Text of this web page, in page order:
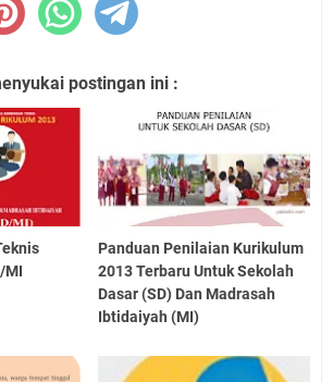
postingan ini :
MI
Panduan Penilaian Kurikulum
2013 Terbaru Untuk Sekolah
Dasar (SD) Dan Madrasah
Ibtidaiyah (MI)